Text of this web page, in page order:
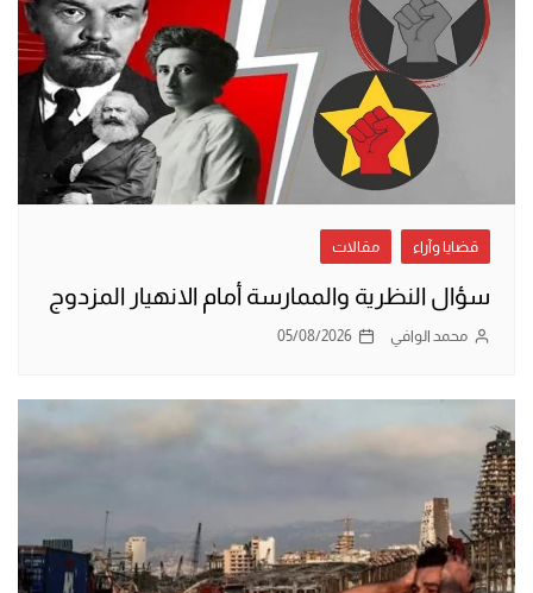
قضايا وآراء مقالات
سؤال النظرية والممارسة أمام الانهيار المزدوج
محمد الوافي 05/08/2026